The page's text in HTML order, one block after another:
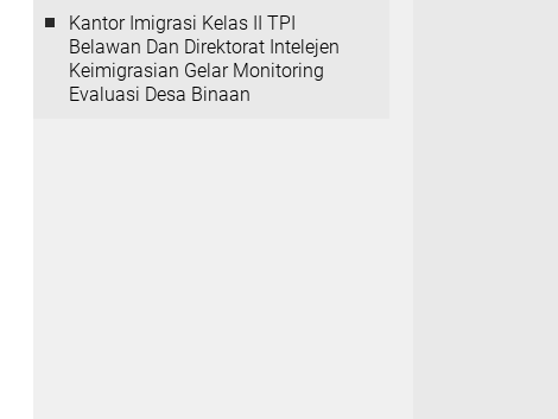
Kantor Imigrasi Kelas II TPI
Belawan Dan Direktorat Intelejen
Keimigrasian Gelar Monitoring
Evaluasi Desa Binaan